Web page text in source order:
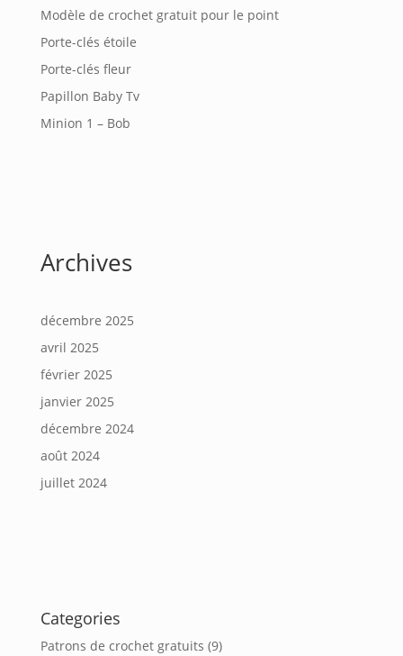
Modèle de crochet gratuit pour le point
Porte-clés étoile
Porte-clés fleur
Papillon Baby Tv
Minion 1 – Bob
Archives
décembre 2025
avril 2025
février 2025
janvier 2025
décembre 2024
août 2024
juillet 2024
Categories
Patrons de crochet gratuits (9)